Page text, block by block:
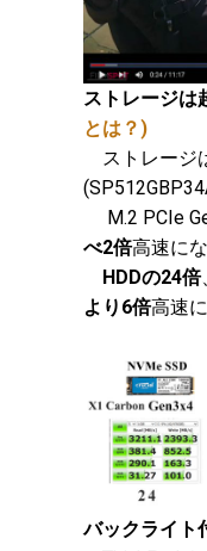
ストレージは
とは？)
ストレージ
M.2 PCIe
べ2倍高速に
HDDの24倍
より6倍高速
バックライト